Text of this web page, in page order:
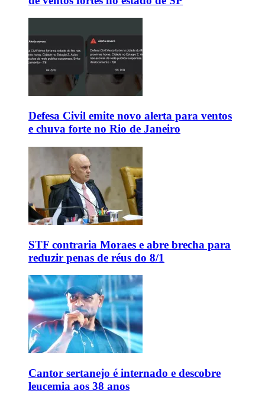
Defesa Civil emite novo alerta para ventos
e chuva forte no Rio de Janeiro
STF contraria Moraes e abre brecha para
reduzir penas de réus do 8/1
Cantor sertanejo é internado e descobre
leucemia aos 38 anos